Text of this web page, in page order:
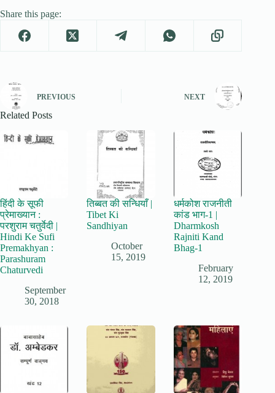
Share this page:
PREVIOUS NEXT
Related Posts
हिंदी के सूफी
प्रेमाख्यान :
परशुराम चतुर्वेदी |
Hindi Ke Sufi
Premakhyan :
Parashuram
Chaturvedi
September
30, 2018
तिब्बत की सन्धियाँ |
Tibet Ki
Sandhiyan
October
15, 2019
धर्मकोश राजनीती
कांड भाग-1 |
Dharmkosh
Rajniti Kand
Bhag-1
February
12, 2019